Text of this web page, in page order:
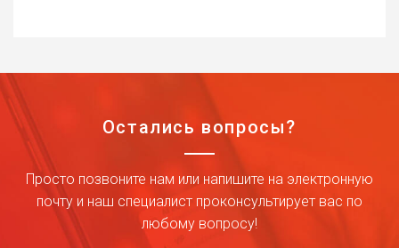
Остались вопросы?
Просто позвоните нам или напишите на электронную
почту и наш специалист проконсультирует вас по
любому вопросу!